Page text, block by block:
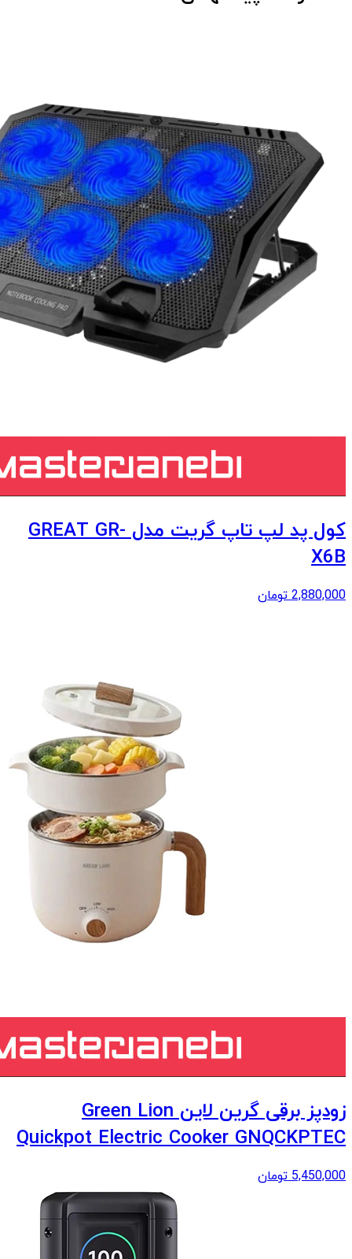
کول پد لپ تاپ گریت مدل GREAT GR-
X6B
2,880,000 تومان
زودپز برقی گرین لاین Green Lion
Quickpot Electric Cooker GNQCKPTEC
5,450,000 تومان